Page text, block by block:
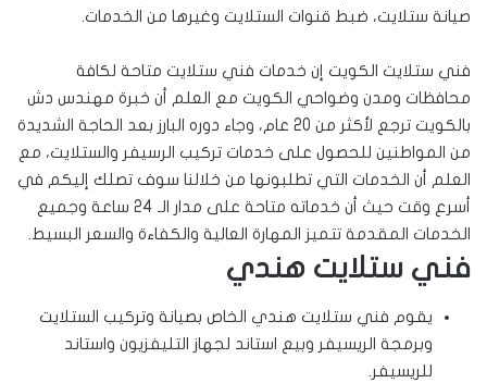
صيانة ستلايت، ضبط قنوات الستلايت وغيرها من الخدمات.
فني ستلايت الكويت إن خدمات فني ستلايت متاحة لكافة
محافظات ومدن وضواحي الكويت مع العلم أن خبرة مهندس دش
بالكويت ترجع لأكثر من 20 عام، وجاء دوره البارز بعد الحاجة الشديدة
من المواطنين للحصول على خدمات تركيب الرسيفر والستلايت، مع
العلم أن الخدمات التي تطلبونها من خلالنا سوف تصلك إليكم في
أسرع وقت حيث أن خدماته متاحة على مدار الـ 24 ساعة وجميع
الخدمات المقدمة تتميز المهارة العالية والكفاءة والسعر البسيط.
فني ستلايت هندي
يقوم فني ستلايت هندي الخاص بصيانة وتركيب الستلايت
وبرمجة الريسيفر وبيع استاند لجهاز التليفزيون واستاند
للريسيفر.